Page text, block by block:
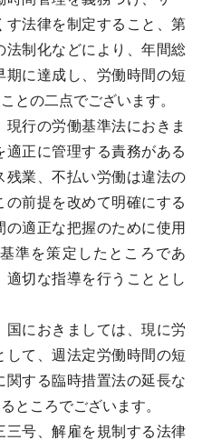
す法律を制定すること、第
法制化などにより、年間総
に達成し、労働時間の短
との二点でございます。
行の労働基準法におきま
適正に管理する責務がある
残業、不払い労働は違法の
の前提を改めて明確にする
適正な把握のために使用
準を策定したところであ
適切な指導を行うこととし
におきましては、現に労
て、週法定労働時間の短
する臨時措置法の延長な
ところでございます。
号、解雇を規制する法律